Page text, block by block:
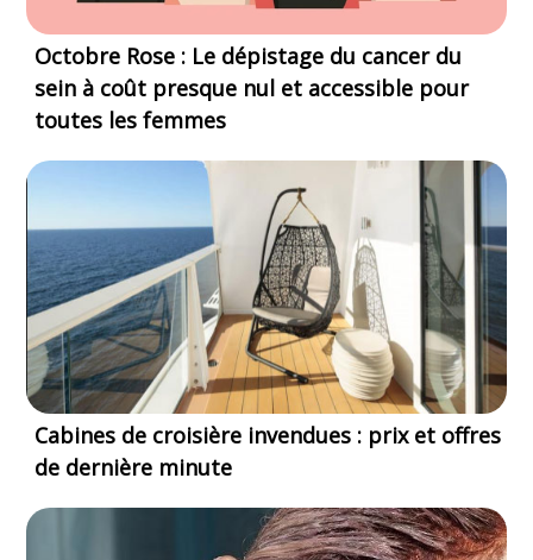
Octobre Rose : Le dépistage du cancer du
sein à coût presque nul et accessible pour
toutes les femmes
Cabines de croisière invendues : prix et offres
de dernière minute